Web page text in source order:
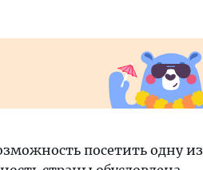
посетить одну из